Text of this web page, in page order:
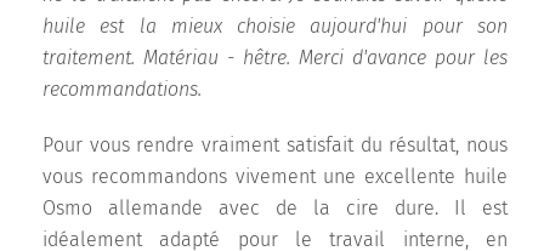
huile est la mieux choisie aujourd'hui pour son
traitement. Matériau - hêtre. Merci d'avance pour les
recommandations.
Pour vous rendre vraiment satisfait du résultat, nous
vous recommandons vivement une excellente huile
Osmo allemande avec de la cire dure. Il est
idéalement adapté pour le travail interne, en